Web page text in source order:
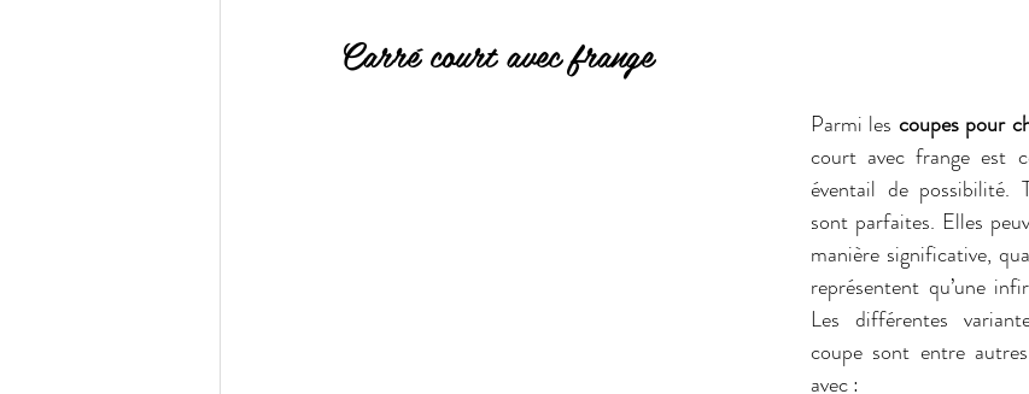
Carré court avec frange
Parmi les coupes pour
court avec frange est
éventail de possibilité.
sont parfaites. Elles
manière significative,
représentent qu’une
Les différentes
coupe sont entre
avec :